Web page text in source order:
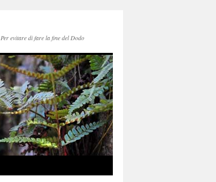
Per evitare di fare la fine del Dodo